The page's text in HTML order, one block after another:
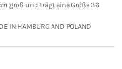
groß und trägt eine Größe 36
IN HAMBURG AND POLAND